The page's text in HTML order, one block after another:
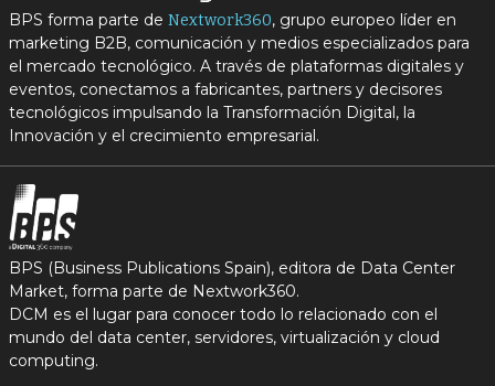
BPS forma parte de Nextwork360, grupo europeo líder en
marketing B2B, comunicación y medios especializados para
el mercado tecnológico. A través de plataformas digitales y
eventos, conectamos a fabricantes, partners y decisores
tecnológicos impulsando la Transformación Digital, la
Innovación y el crecimiento empresarial.
BPS (Business Publications Spain), editora de Data Center
Market, forma parte de Nextwork360.
DCM es el lugar para conocer todo lo relacionado con el
mundo del data center, servidores, virtualización y cloud
computing.